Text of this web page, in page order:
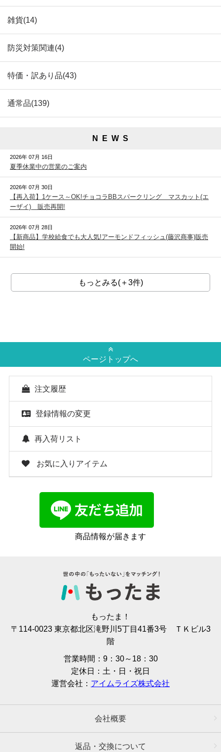
雑貨(14)
防災対策関連(4)
特価・訳あり品(43)
通常品(139)
N E W S
2026年 07月 16日
夏季休業中の営業のご案内
2026年 07月 30日
【再入荷】1ケース～OK!チョコラBBスパークリング マスカット(エ
ーザイ) 販売再開!
2026年 07月 28日
【新商品】学校給食でも大人気!アーモンドフィッシュ(藤沢商事)販売
開始!
もっとみる(＋3件)
ページトップへ
注文履歴
登録情報の変更
再入荷リスト
お気に入りアイテム
商品情報が届きます
もったま！
〒114-0023 東京都北区滝野川5丁目41番3号 ＴＫビル3
階
営業時間：9：30～18：30
定休日：土・日・祝日
運営会社： アイムライズ株式会社
会社概要
返品・交換について